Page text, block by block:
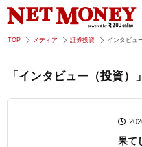
TOP メディア 証券投資 インタビュ
「インタビュー（投資）
果て